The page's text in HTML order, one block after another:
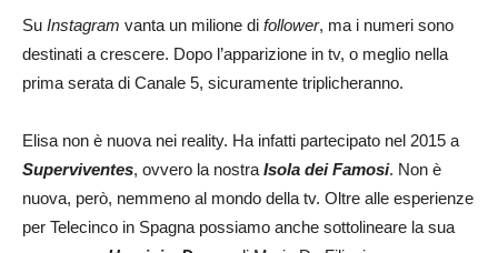
Su Instagram vanta un milione di follower, ma i numeri sono
destinati a crescere. Dopo l’apparizione in tv, o meglio nella
prima serata di Canale 5, sicuramente triplicheranno.
Elisa non è nuova nei reality. Ha infatti partecipato nel 2015 a
Superviventes, ovvero la nostra Isola dei Famosi. Non è
nuova, però, nemmeno al mondo della tv. Oltre alle esperienze
per Telecinco in Spagna possiamo anche sottolineare la sua